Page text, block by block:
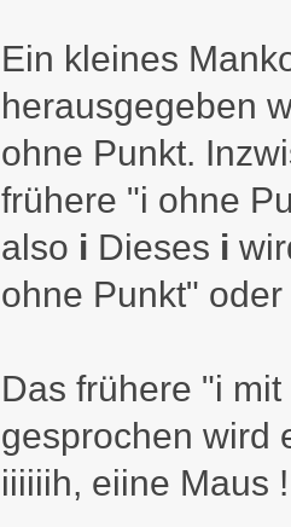
Ein kleines
herausgegeben
ohne Punkt.
frühere "i ohne
also i Dieses i
ohne Punkt"
Das frühere "i
gesprochen wird
iiiiiih, eiine Maus